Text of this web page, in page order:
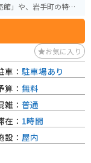
」や、岩手町の特産
豚「岩中豚」を使っ
所としても最適です。
です。ぜひ訪れてみ
お気に入り
車： 駐車場あり
算： 無料
雑： 普通
在： 1時間
設： 屋内